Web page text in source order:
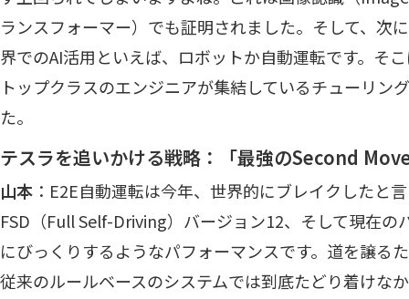
ランスフォーマー）でも証明されました。そして、次
界でのAI活用といえば、ロボットか自動運転です。そ
トップクラスのエンジニアが集結しているチューリン
た。
テスラを追いかける戦略：「最強のSecond
山本 ：E2E自動運転は今年、世界的にブレイクしたと
FSD（Full Self-Driving）バージョン12、そして現在の
にびっくりするようなパフォーマンスです。道を譲る
従来のルールベースのシステムでは到底たどり着けな